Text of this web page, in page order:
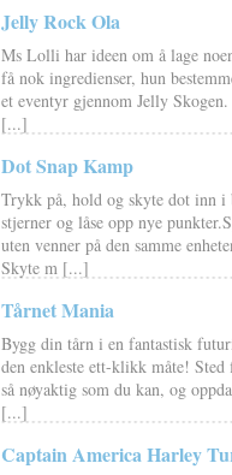
Jelly Rock Ola
Ms Lolli har ideen om å lage
få nok ingredienser, hun
et eventyr gjennom Jelly Skogen.
[...]
Dot Snap Kamp
Trykk på, hold og skyte dot inn i
stjerner og låse opp nye
uten venner på den samme
Skyte m [...]
Tårnet Mania
Bygg din tårn i en fantastisk
den enkleste ett-klikk måte!
så nøyaktig som du kan, og
[...]
Captain America Harley